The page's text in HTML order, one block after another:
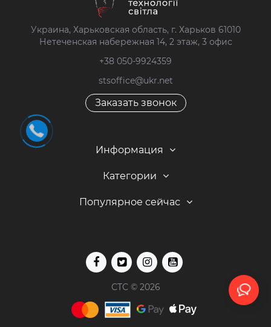
Украина, Харьковская область, г. Харьков 61010
Нетеченская набережная 14, 2 этаж, 3 офис
+38 050-9924359
stsoffice@ukr.net
Заказать звонок
Информация
Категории
Популярное сейчас
СТС © 2026